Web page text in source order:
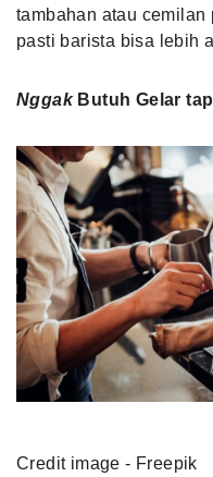
tambahan atau cemilan
pasti barista bisa lebih
Nggak Butuh Gelar
Credit image - Freepik